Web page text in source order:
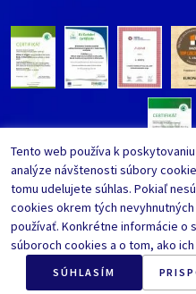
Tento web používa k
analýze návštenosti súbory
tomu udelujete súhlas. Pokiaľ
cookies okrem tých
používať. Konkrétne informácie o
súboroch cookies a o tom, ako
SÚHLASÍM